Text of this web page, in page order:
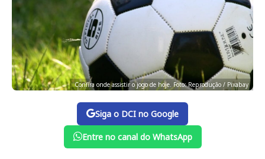
Confira onde assistir o jogo de hoje. Foto: Reprodução / Pixabay
Siga o DCI no Google
Entre no canal do WhatsApp